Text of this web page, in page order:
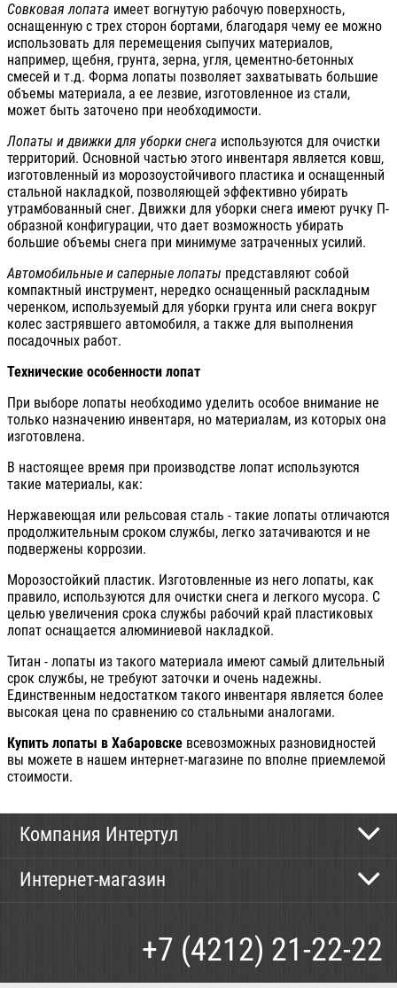
Совковая лопата имеет вогнутую рабочую поверхность,
оснащенную с трех сторон бортами, благодаря чему ее можно
использовать для перемещения сыпучих материалов,
например, щебня, грунта, зерна, угля, цементно-бетонных
смесей и т.д. Форма лопаты позволяет захватывать большие
объемы материала, а ее лезвие, изготовленное из стали,
может быть заточено при необходимости.
Лопаты и движки для уборки снега используются для очистки
территорий. Основной частью этого инвентаря является ковш,
изготовленный из морозоустойчивого пластика и оснащенный
стальной накладкой, позволяющей эффективно убирать
утрамбованный снег. Движки для уборки снега имеют ручку П-
образной конфигурации, что дает возможность убирать
большие объемы снега при минимуме затраченных усилий.
Автомобильные и саперные лопаты представляют собой
компактный инструмент, нередко оснащенный раскладным
черенком, используемый для уборки грунта или снега вокруг
колес застрявшего автомобиля, а также для выполнения
посадочных работ.
Технические особенности лопат
При выборе лопаты необходимо уделить особое внимание не
только назначению инвентаря, но материалам, из которых она
изготовлена.
В настоящее время при производстве лопат используются
такие материалы, как:
Нержавеющая или рельсовая сталь - такие лопаты отличаются
продолжительным сроком службы, легко затачиваются и не
подвержены коррозии.
Морозостойкий пластик. Изготовленные из него лопаты, как
правило, используются для очистки снега и легкого мусора. С
целью увеличения срока службы рабочий край пластиковых
лопат оснащается алюминиевой накладкой.
Титан - лопаты из такого материала имеют самый длительный
срок службы, не требуют заточки и очень надежны.
Единственным недостатком такого инвентаря является более
высокая цена по сравнению со стальными аналогами.
Купить лопаты в Хабаровске всевозможных разновидностей
вы можете в нашем интернет-магазине по вполне приемлемой
стоимости.
Компания Интертул
Новости
Интернет-магазин
+7 (4212) 21-22-22